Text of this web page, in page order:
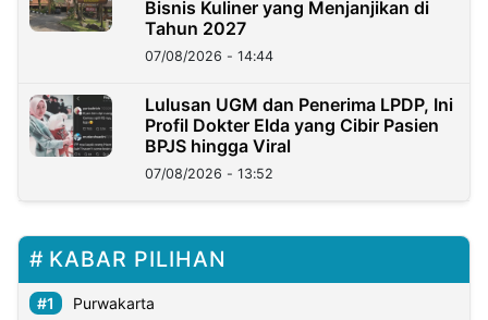
Bisnis Kuliner yang Menjanjikan di
Tahun 2027
07/08/2026 - 14:44
Lulusan UGM dan Penerima LPDP, Ini
Profil Dokter Elda yang Cibir Pasien
BPJS hingga Viral
07/08/2026 - 13:52
KABAR PILIHAN
Purwakarta